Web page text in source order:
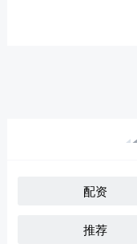
配资
推荐